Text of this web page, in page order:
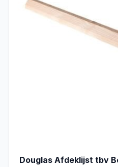
Douglas Afdeklijst tbv